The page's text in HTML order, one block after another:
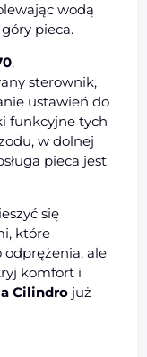
wodą
pieca.
,
sterownik,
ustawień do
funkcyjne tych
w dolnej
pieca jest
się
które
odprężenia, ale
komfort i
Cilindro już